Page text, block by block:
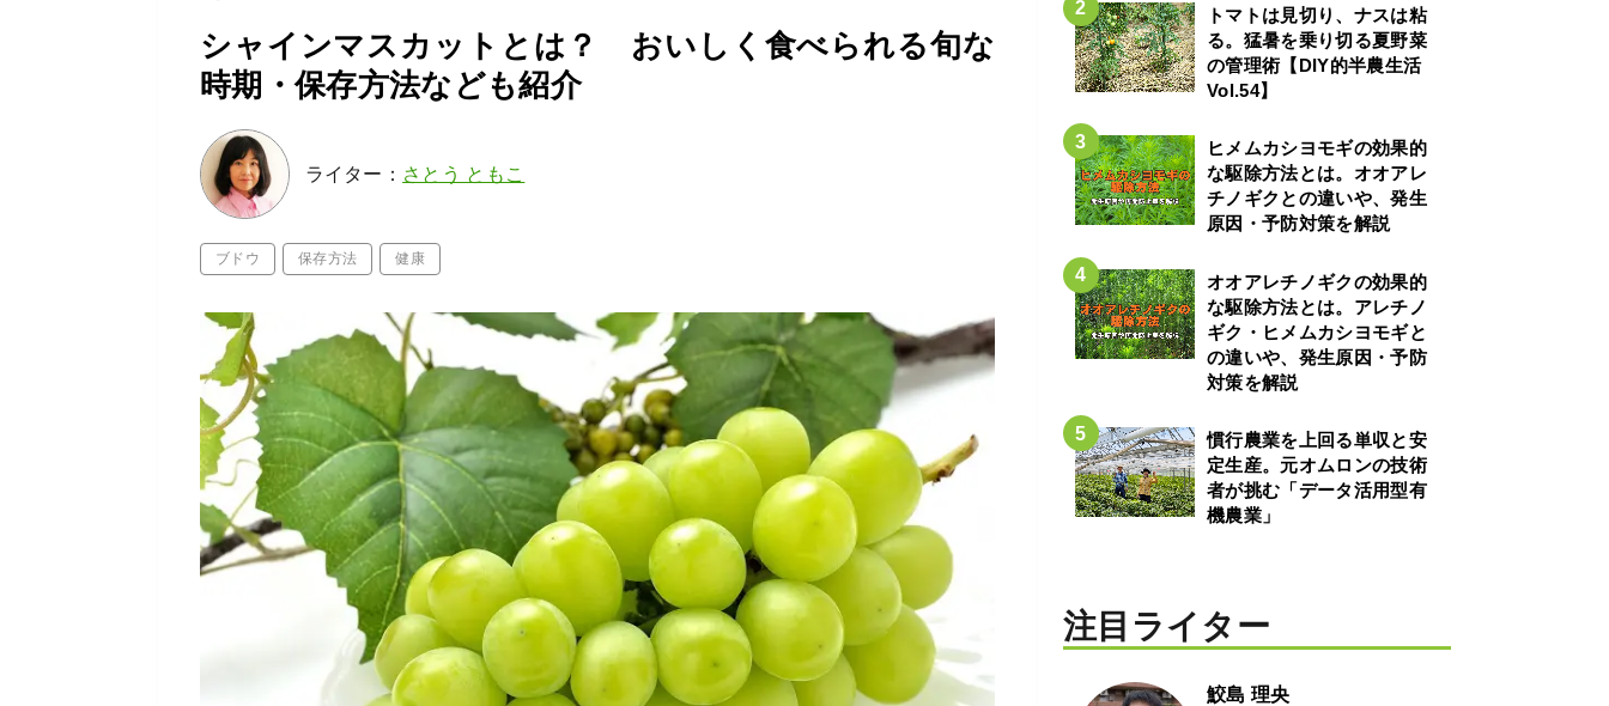
シャインマスカットとは？ おいしく食べられる旬な
時期・保存方法なども紹介
ライター： さとう ともこ
ブドウ 保存方法 健康
トマトは見切り、ナスは粘
る。猛暑を乗り切る夏野菜
の管理術【DIY的半農生活
Vol.54】
ヒメムカシヨモギの効果的
な駆除方法とは。オオアレ
チノギクとの違いや、発生
原因・予防対策を解説
オオアレチノギクの効果的
な駆除方法とは。アレチノ
ギク・ヒメムカシヨモギと
の違いや、発生原因・予防
対策を解説
慣行農業を上回る単収と安
定生産。元オムロンの技術
者が挑む「データ活用型有
機農業」
注目ライター
鮫島 理央